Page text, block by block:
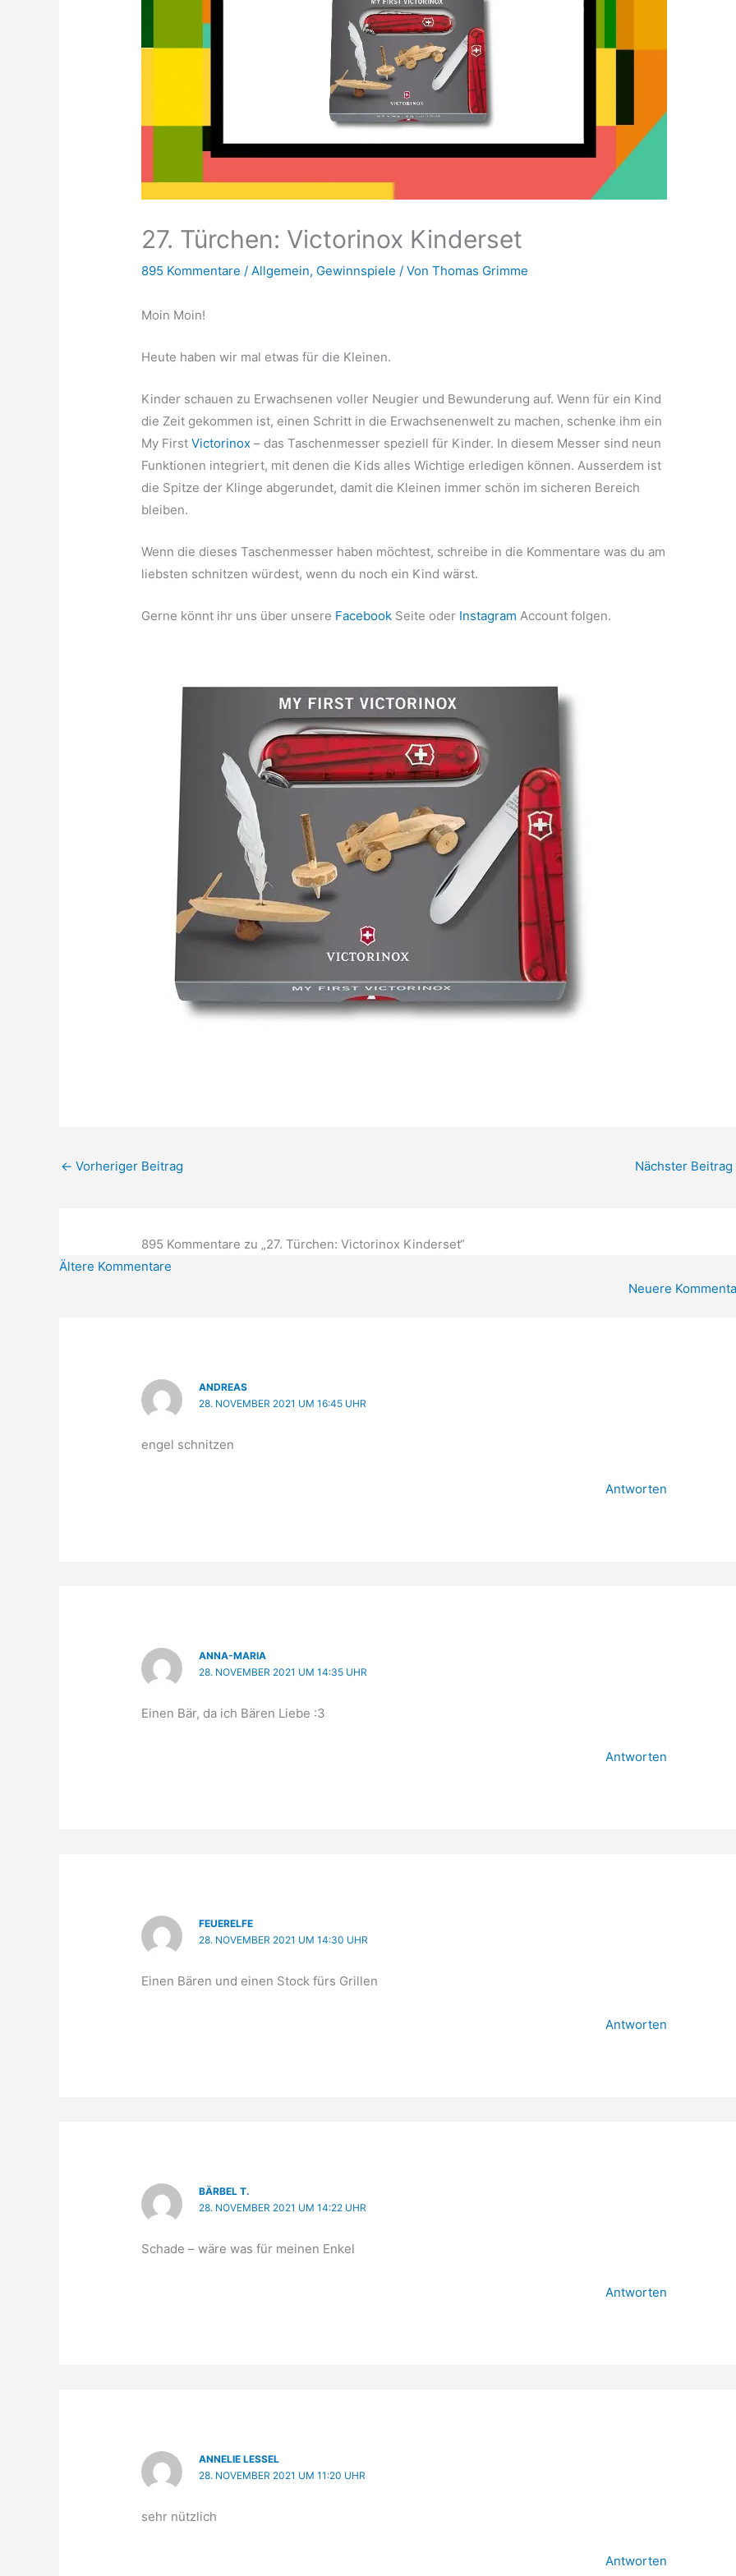
27. Türchen: Victorinox Kinderset
895 Kommentare / Allgemein, Gewinnspiele / VonThomas Grimme
Moin Moin!
Heute haben wir mal etwas für die Kleinen.
Kinder schauen zu Erwachsenen voller Neugier und Bewunderung auf. Wenn für ein Kind
die Zeit gekommen ist, einen Schritt in die Erwachsenenwelt zu machen, schenke ihm ein
My FirstVictorinox– das Taschenmesser speziell für Kinder. In diesem Messer sind neun
Funktionen integriert, mit denen die Kids alles Wichtige erledigen können. Ausserdem ist
die Spitze der Klinge abgerundet, damit die Kleinen immer schön im sicheren Bereich
bleiben.
Wenn die dieses Taschenmesser haben möchtest, schreibe in die Kommentare was du am
liebsten schnitzen würdest, wenn du noch ein Kind wärst.
Gerne könnt ihr uns über unsere Facebook Seite oder Instagram Account folgen.
← Vorheriger Beitrag Nächster Beitrag
895 Kommentare zu „27. Türchen: Victorinox Kinderset“
Neuere
Ältere Kommentare
Neuere
ANDREAS
28. NOVEMBER 2021 UM 16:45 UHR
engel schnitzen
Antworten
ANNA-MARIA
28. NOVEMBER 2021 UM 14:35 UHR
Einen Bär, da ich Bären Liebe :3
Antworten
FEUERELFE
28. NOVEMBER 2021 UM 14:30 UHR
Einen Bären und einen Stock fürs Grillen
Antworten
BÄRBEL T.
28. NOVEMBER 2021 UM 14:22 UHR
Schade – wäre was für meinen Enkel
Antworten
ANNELIE LESSEL
28. NOVEMBER 2021 UM 11:20 UHR
sehr nützlich
Antworten